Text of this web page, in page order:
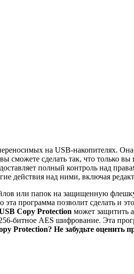
на USB-накопителях.
сделать так, что только
полный контроль над
действия над ними, включая
или папок на защищенную
программа позволит сделать и
Copy Protection может защитить
битное AES шифрование. Эта
Protection? Не забудьте оценить